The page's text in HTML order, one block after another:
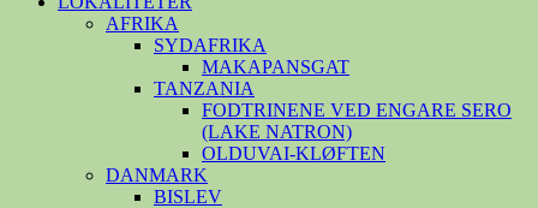
AFRIKA
SYDAFRIKA
MAKAPANSGAT
TANZANIA
FODTRINENE VED ENGARE SERO
(LAKE NATRON)
OLDUVAI-KLØFTEN
DANMARK
BISLEV